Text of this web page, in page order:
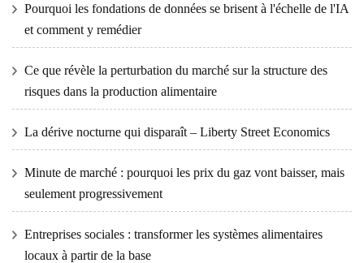
Pourquoi les fondations de données se brisent à l'échelle de l'IA
et comment y remédier
Ce que révèle la perturbation du marché sur la structure des
risques dans la production alimentaire
La dérive nocturne qui disparaît – Liberty Street Economics
Minute de marché : pourquoi les prix du gaz vont baisser, mais
seulement progressivement
Entreprises sociales : transformer les systèmes alimentaires
locaux à partir de la base